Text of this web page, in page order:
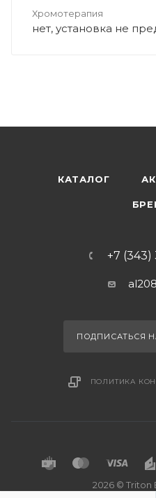
Хромотерапия
нет, установка не
КАТАЛОГ
+7 (343)
ПОДПИСАТЬСЯ
ПОЛИТИКА
2026 © Triton